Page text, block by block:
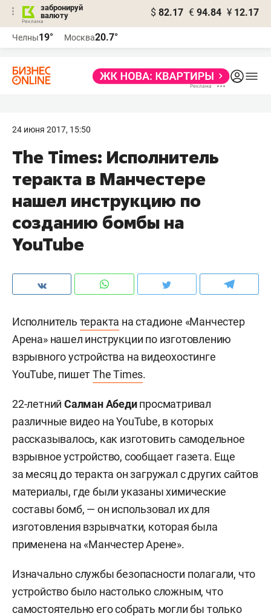
забронируй
валюту
$ 82.17 € 94.84 ¥ 12.17
Челны19° Москва20.7°
24 июня 2017, 15:50
The Times: Исполнитель
теракта в Манчестере
нашел инструкцию по
созданию бомбы на
YouTube
Исполнитель теракта на стадионе «Манчестер
Арена» нашел инструкции по изготовлению
взрывного устройства на видеохостинге
YouTube, пишетThe Times.
22-летний Салман Абедипросматривал
различные видео на YouTube, в которых
рассказывалось, как изготовить самодельное
взрывное устройство, сообщает газета. Еще
за месяц до теракта он загружал с других сайтов
материалы, где были указаны химические
составы бомб, — он использовал их для
изготовления взрывчатки, которая была
применена на «Манчестер Арене».
Изначально службы безопасности полагали, что
устройство было настолько сложным, что
самостоятельно его собрать могли бы только